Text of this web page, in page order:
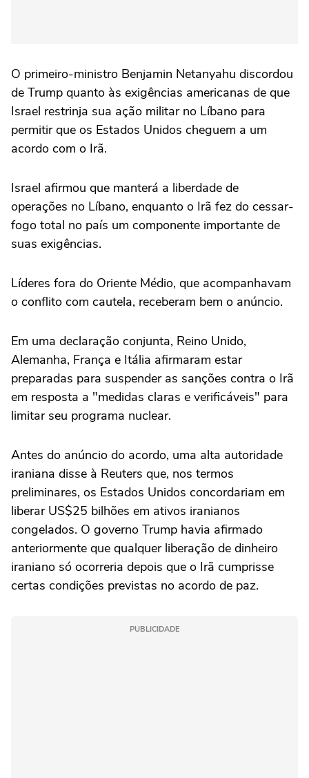
O primeiro-ministro Benjamin Netanyahu discordou
de Trump quanto às exigências americanas de que
Israel restrinja sua ação militar no Líbano para
permitir que os Estados Unidos cheguem a um
acordo com o Irã.
Israel afirmou que manterá a liberdade de
operações no Líbano, enquanto o Irã fez do cessar-
fogo total no país um componente importante de
suas exigências.
Líderes fora do Oriente Médio, que acompanhavam
o conflito com cautela, receberam bem o anúncio.
Em uma declaração conjunta, Reino Unido,
Alemanha, França e Itália afirmaram estar
preparadas para suspender as sanções contra o Irã
em resposta a "medidas claras e verificáveis" para
limitar seu programa nuclear.
Antes do anúncio do acordo, uma alta autoridade
iraniana disse à Reuters que, nos termos
preliminares, os Estados Unidos concordariam em
liberar US$25 bilhões em ativos iranianos
congelados. O governo Trump havia afirmado
anteriormente que qualquer liberação de dinheiro
iraniano só ocorreria depois que o Irã cumprisse
certas condições previstas no acordo de paz.
PUBLICIDADE